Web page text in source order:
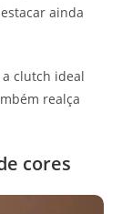
ainda
a clutch ideal
realça
cores